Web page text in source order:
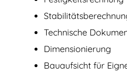
Technische
Dimensionierung
Bauaufsicht für